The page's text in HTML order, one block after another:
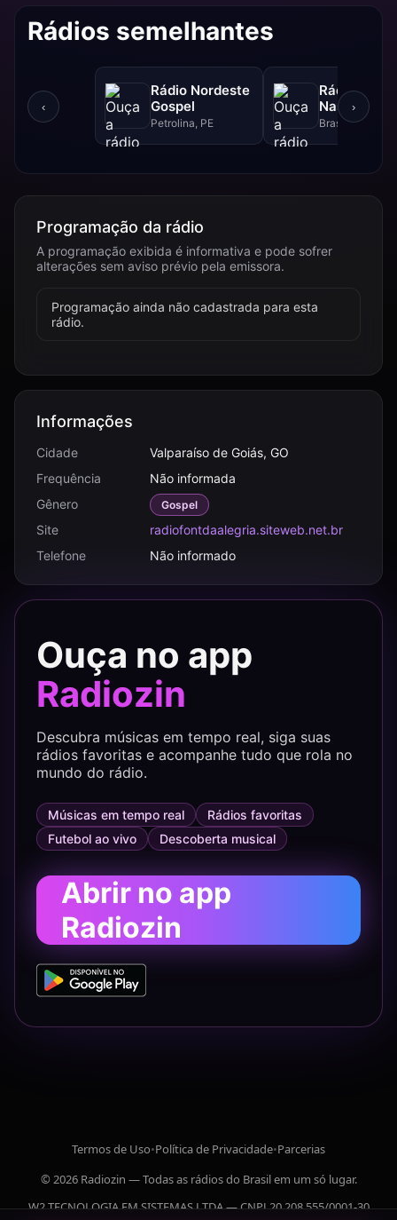
Rádios semelhantes
‹
Rádio Nordeste
Gospel
Petrolina, PE
Rádio Sol
Nascente
Brasília, DF
›
Programação da rádio
A programação exibida é informativa e pode sofrer
alterações sem aviso prévio pela emissora.
Programação ainda não cadastrada para esta
rádio.
Informações
Cidade
Valparaíso de Goiás, GO
Frequência
Não informada
Gênero
Gospel
Site
radiofontdaalegria.siteweb.net.br
Telefone
Não informado
Ouça no app
Radiozin
Descubra músicas em tempo real, siga suas
rádios favoritas e acompanhe tudo que rola no
mundo do rádio.
Músicas em tempo real
Rádios favoritas
Futebol ao vivo
Descoberta musical
Abrir no app
Radiozin
Termos de Uso•Política de Privacidade•Parcerias
© 2026 Radiozin — Todas as rádios do Brasil em um só lugar.
W2 TECNOLOGIA EM SISTEMAS LTDA — CNPJ 20.208.555/0001-30